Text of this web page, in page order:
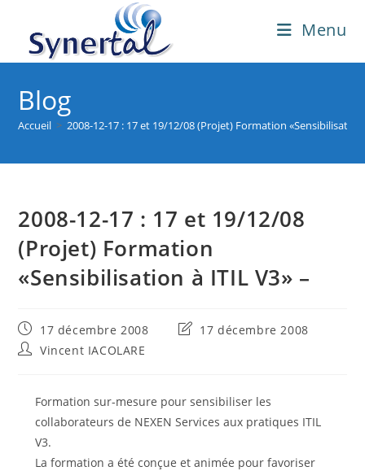
content
Menu
Blog
Accueil > 2008-12-17 : 17 et 19/12/08 (Projet) Formation «Sensibilisation
2008-12-17 : 17 et 19/12/08
(Projet) Formation
«Sensibilisation à ITIL V3» –
Publication
publiée :
17 décembre 2008
Dernière
17 décembre 2008
Auteur/autrice
publication :
Vincent IACOLARE
Formation sur-mesure pour sensibiliser les
collaborateurs de NEXEN Services aux pratiques ITIL
V3.
La formation a été conçue et animée pour favoriser